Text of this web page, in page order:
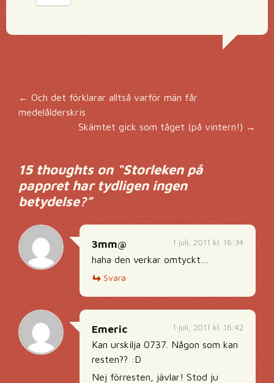
Inläggsnavigering
←Och det förklarar alltså varför män får
medelålderskris
Skämtet gick som tåget (på vintern!) →
15 thoughts on “Storleken på
pappret har tydligen ingen
betydelse?”
1 juli, 2011 kl. 16:34
3mm@
haha den verkar omtyckt…
Svara
1 juli, 2011 kl. 16:42
Emeric
Kan urskilja 0737. Någon som kan
resten?? :D
Nej förresten, jävlar! Stod ju